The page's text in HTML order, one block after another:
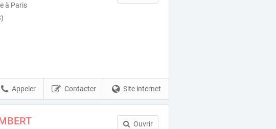
à Paris
Site internet
Contacter
Appeler
Ouvrir